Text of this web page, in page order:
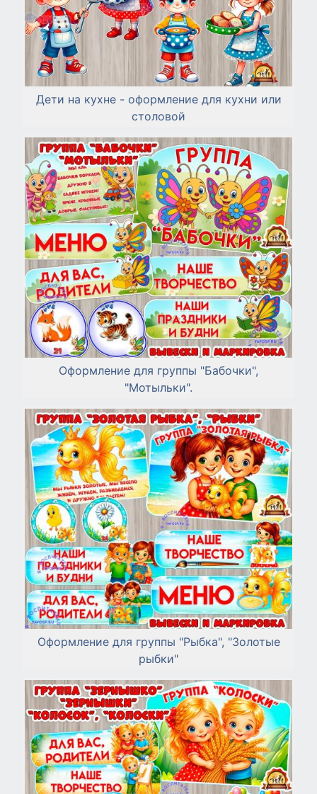
Дети на кухне - оформление для кухни или
столовой
Оформление для группы "Бабочки",
"Мотыльки".
Оформление для группы "Рыбка", "Золотые
рыбки"